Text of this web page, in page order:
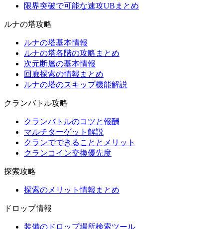
限界突破で可能な速攻UBまとめ
ルナの塔攻略
ルナの塔基本情報
ルナの塔各階の攻略まとめ
次元断層の基本情報
回廊探索の情報まとめ
ルナの塔のスキップ機能解説
クランバトル攻略
クランバトルのコツと報酬
マルチターゲット解説
クランでできることとメリット
クランコイン交換優先度
探索攻略
探索のメリット情報まとめ
ドロップ情報
装備のドロップ場所検索ツール